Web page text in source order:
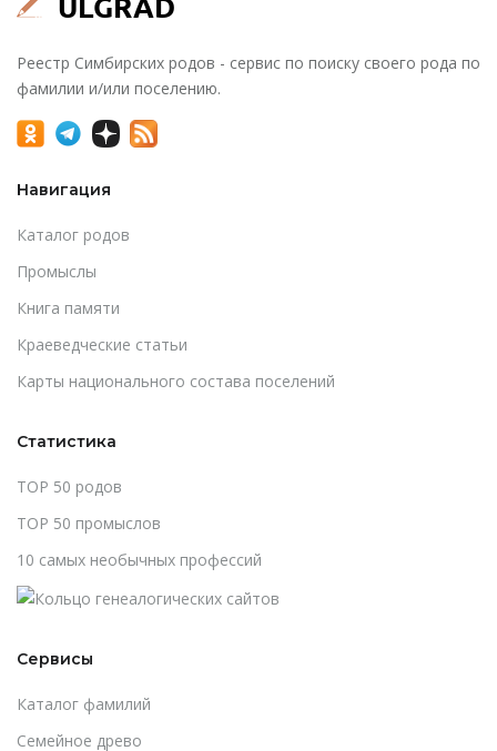
Реестр Симбирских родов - сервис по поиску своего рода по
фамилии и/или поселению.
Навигация
Каталог родов
Промыслы
Книга памяти
Краеведческие статьи
Карты национального состава поселений
Статистика
TOP 50 родов
TOP 50 промыслов
10 самых необычных профессий
Сервисы
Каталог фамилий
Cемейное древо